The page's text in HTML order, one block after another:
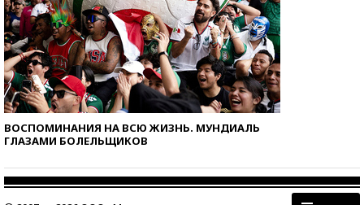
ВОСПОМИНАНИЯ НА ВСЮ ЖИЗНЬ. МУНДИАЛЬ
ГЛАЗАМИ БОЛЕЛЬЩИКОВ